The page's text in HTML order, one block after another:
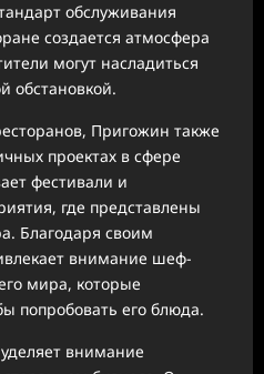
обслуживания
создается атмосфера
могут насладиться
обстановкой.
Пригожин также
проектах в сфере
фестивали и
где представлены
Благодаря своим
внимание шеф-
мира, которые
попробовать его блюда.
внимание